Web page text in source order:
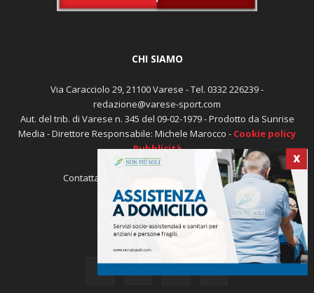
X
CHI SIAMO
Via Caracciolo 29, 21100 Varese - Tel. 0332 226239 -
redazione@varese-sport.com
Aut. del trib. di Varese n. 345 del 09-02-1979 - Prodotto da Sunrise
Media - Direttore Responsabile: Michele Marocco - Cookie policy
Pubblicità
Contattaci: redazione@varese-sport.com
SEGUICI